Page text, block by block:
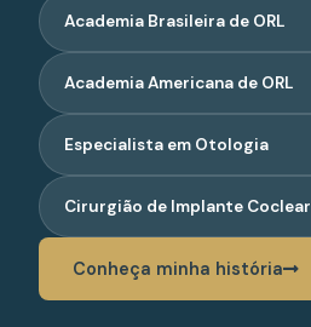
Academia Brasileira de ORL
Academia Americana de ORL
Especialista em Otologia
Cirurgião de Implante Coclear
Conheça minha história